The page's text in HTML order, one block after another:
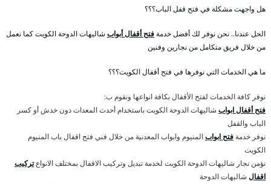
هل واجهت مشكلة في فتح قفل الباب؟؟؟
الحل عندنا.. نحن نوفر لك أفضل خدمةفتح أقفال أبواب شاليهات الدوحة الكويت كما نعمل
من خلال فريق متكامل من نجارين وفنين
ما هي الخدمات التي نوفرها في فتح أقفال الكويت؟؟؟
نوفر كافة الخدمات لفتح الأقفال بكافة انواعها ونقوم ب:
فتح أقفال ابواب شاليهات الدوحة الكويت باستخدام أحدث المعدات دون خدش أو كسر
الباب والقفل
نوفر خدمة فتح ابوابالمنيوم وابواب المعدنية من خلال فني فتح اقفال باب المنيوم
الكويت
نؤمن نجار شاليهات الدوحة الكويت لخدمة تبديل وتركيب الاقفال بمختلف الانواعتركيب
اقفال شاليهات الدوحة